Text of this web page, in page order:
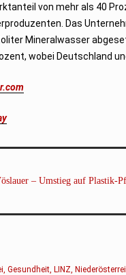
von mehr als 40
Das
Mineralwasser
wobei Deutschland
– Umstieg auf Plastik-
,Gesundheit ,LINZ ,